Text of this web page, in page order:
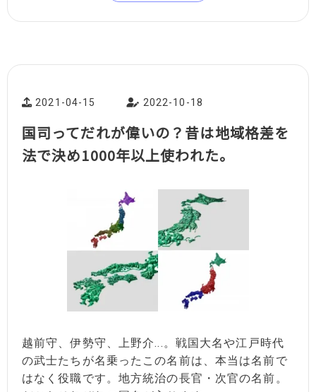
2021-04-15 2022-10-18
国司ってだれが偉いの？昔は地域格差を
法で決め1000年以上使われた。
越前守、伊勢守、上野介...。戦国大名や江戸時代
の武士たちが名乗ったこの名前は、本当は名前で
はなく役職です。地方統治の長官・次官の名前。